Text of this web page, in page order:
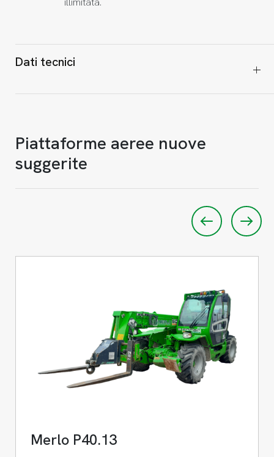
Dati tecnici
Piattaforme aeree nuove
suggerite
Merlo P40.13